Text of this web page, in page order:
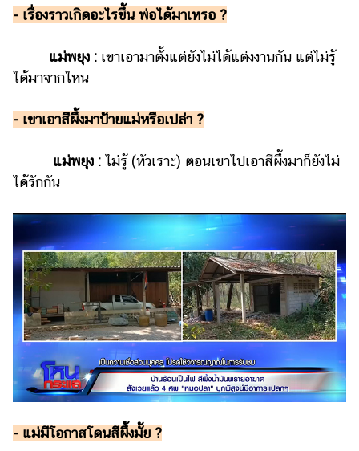
ออนไลน์
ออนไลน์
ติดต่อ
โฆษณา
ปัญหา
งาน
กับ
เรา
- เรื่องราวเกิดอะไรขึ้น พ่อได้มาเหรอ ?
แม่พยุง : เขาเอามาตั้งแต่ยังไม่ได้แต่งงานกัน แต่ไม่รู้
ได้มาจากไหน
- เขาเอาสีผึ้งมาป้ายแม่หรือเปล่า ?
แม่พยุง : ไม่รู้ (หัวเราะ) ตอนเขาไปเอาสีผึ้งมาก็ยังไม่
ได้รักกัน
- แม่มีโอกาสโดนสีผึ้งมั้ย ?